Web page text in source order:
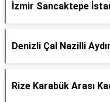
İzmir Sancaktepe
Denizli Çal Nazilli
Rize Karabük Arası